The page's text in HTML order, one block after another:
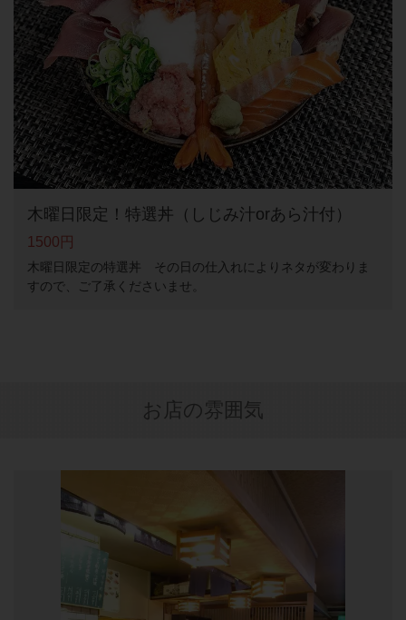
木曜日限定！特選丼（しじみ汁orあら汁付）
1500円
木曜日限定の特選丼 その日の仕入れによりネタが変わりま
すので、ご了承くださいませ。
お店の雰囲気